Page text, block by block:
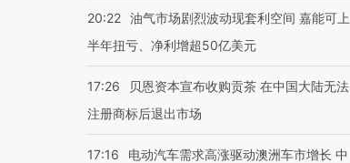
20:22 油气市场剧烈波动现套利空间 嘉能可上
半年扭亏、净利增超50亿美元
17:26
贝恩资本宣布收购贡茶 在中国大陆无法
注册商标后退出市场
17:16
电动汽车需求高涨驱动澳洲车市增长 中